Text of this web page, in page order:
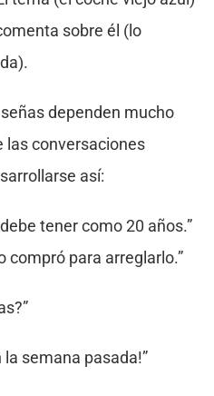
sobre él (lo
dependen mucho
las conversaciones
así:
tener como 20 años.”
compró para arreglarlo.”
la semana pasada!”